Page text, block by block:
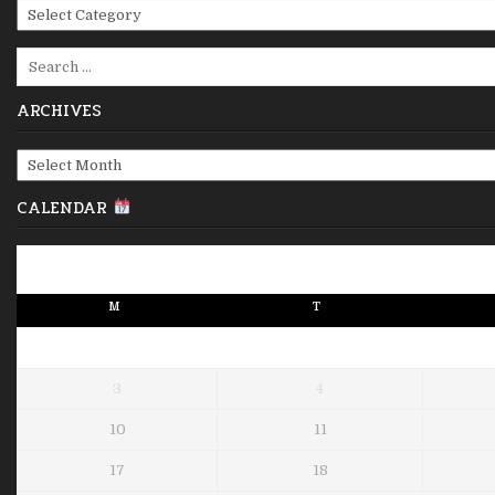
Categories
ARCHIVES
Archives
CALENDAR
M T
3 4
10 11
17 18